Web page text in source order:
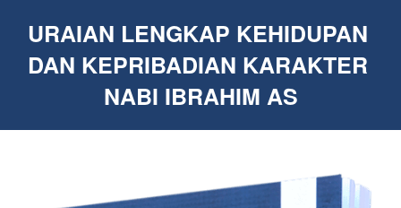
URAIAN LENGKAP KEHIDUPAN
DAN KEPRIBADIAN KARAKTER
NABI IBRAHIM AS